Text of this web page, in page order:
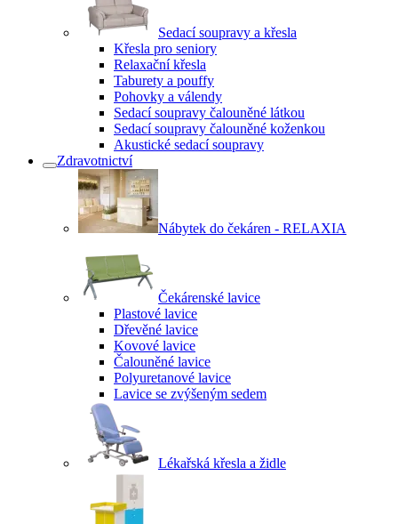
Sedací soupravy a křesla
Křesla pro seniory
Relaxační křesla
Taburety a pouffy
Pohovky a válendy
Sedací soupravy čalouněné látkou
Sedací soupravy čalouněné koženkou
Akustické sedací soupravy
Zdravotnictví
Nábytek do čekáren - RELAXIA
Čekárenské lavice
Plastové lavice
Dřevěné lavice
Kovové lavice
Čalouněné lavice
Polyuretanové lavice
Lavice se zvýšeným sedem
Lékařská křesla a židle